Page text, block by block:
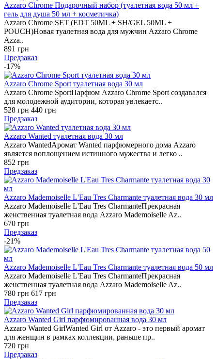
Azzaro Chrome Подарочный набор (туалетная вода 50 мл +
гель для душа 50 мл + косметичка)
Azzaro Chrome SET (EDT 50ML + SH/GEL 50ML +
POUCH)Новая туалетная вода для мужчин Azzaro Chrome
Azza..
891 грн
Предзаказ
-17%
Azzaro Chrome Sport туалетная вода 30 мл
Azzaro Chrome SportПарфюм Azzaro Chrome Sport создавался
для молодежной аудитории, которая увлекаетс..
528 грн 440 грн
Предзаказ
Azzaro Wanted туалетная вода 30 мл
Azzaro WantedАромат Wanted парфюмерного дома Azzaro
является воплощением истинного мужества и легко ..
852 грн
Предзаказ
Azzaro Mademoiselle L'Eau Tres Charmante туалетная вода 30 мл
Azzaro Mademoiselle L'Eau Tres CharmanteПрекрасная
женственная туалетная вода Azzaro Mademoiselle Az..
670 грн
Предзаказ
-21%
Azzaro Mademoiselle L'Eau Tres Charmante туалетная вода 50 мл
Azzaro Mademoiselle L'Eau Tres CharmanteПрекрасная
женственная туалетная вода Azzaro Mademoiselle Az..
780 грн 617 грн
Предзаказ
Azzaro Wanted Girl парфюмированная вода 30 мл
Azzaro Wanted GirlWanted Girl от Azzaro - это первый аромат
для женщин в рамках коллекции, раньше пр..
720 грн
Предзаказ